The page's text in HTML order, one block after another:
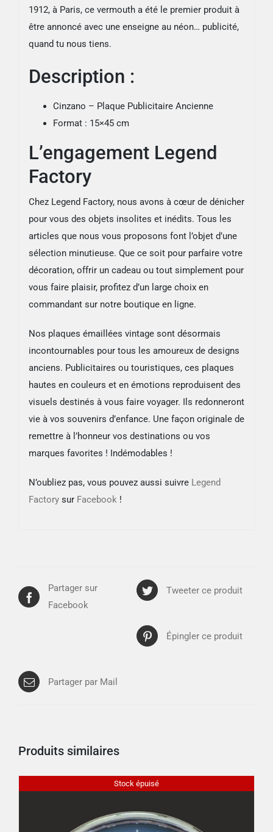
1912, à Paris, ce vermouth a été le premier produit à
être annoncé avec une enseigne au néon… publicité,
quand tu nous tiens.
Description :
Cinzano – Plaque Publicitaire Ancienne
Format : 15×45 cm
L’engagement Legend
Factory
Chez Legend Factory, nous avons à cœur de dénicher
pour vous des objets insolites et inédits. Tous les
articles que nous vous proposons font l’objet d’une
sélection minutieuse. Que ce soit pour parfaire votre
décoration, offrir un cadeau ou tout simplement pour
vous faire plaisir, profitez d’un large choix en
commandant sur notre boutique en ligne.
Nos plaques émaillées vintage sont désormais
incontournables pour tous les amoureux de designs
anciens. Publicitaires ou touristiques, ces plaques
hautes en couleurs et en émotions reproduisent des
visuels destinés à vous faire voyager. Ils redonneront
vie à vos souvenirs d’enfance. Une façon originale de
remettre à l’honneur vos destinations ou vos
marques favorites ! Indémodables !
N’oubliez pas, vous pouvez aussi suivre Legend
Factorysur Facebook!
Partager sur
Facebook
Tweeter ce produit
Épingler ce produit
Partager par Mail
Produits similaires
Stock épuisé